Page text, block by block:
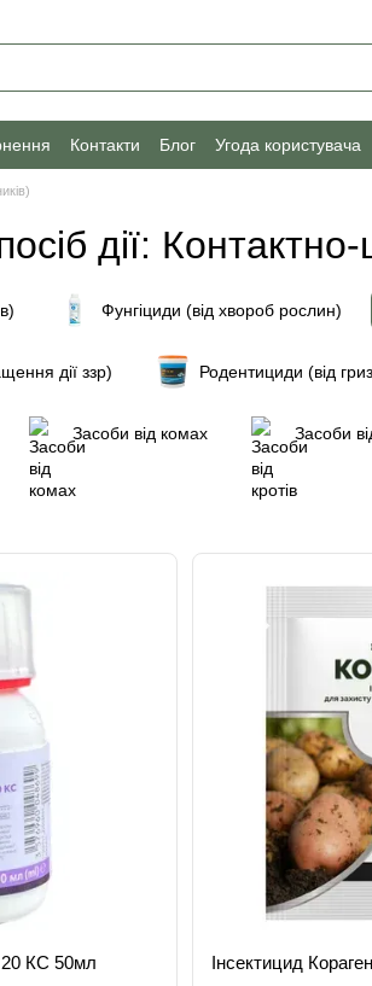
Контакти Блог Угода користувача
дії:
Фунгіциди (від хвороб рослин)
дії ззр) Родентициди (від
Засоби від комах Засоби
20 КC 50мл Інсектицид